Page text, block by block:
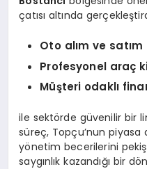
çatısı altında
Oto alım ve
Profesyonel araç
Müşteri odaklı
ile sektörde güvenilir bir
süreç, Topçu’nun
yönetim becerilerini
saygınlık kazandığı bir